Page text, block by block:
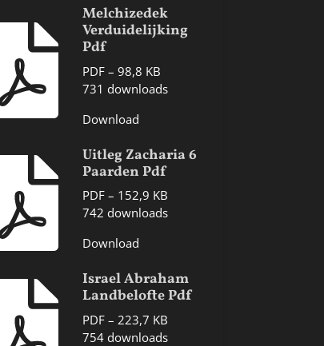
Melchizedek
Verduidelijking
Pdf
PDF – 98,8 KB
731 downloads
Download
Uitleg Zacharia 6
Paarden Pdf
PDF – 152,9 KB
742 downloads
Download
Israel Abraham
Landbelofte Pdf
PDF – 223,7 KB
754 downloads